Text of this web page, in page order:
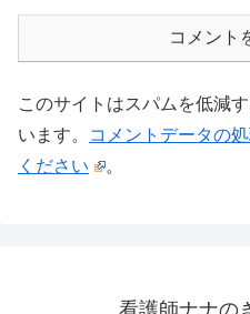
コメント
このサイトはスパムを低減
います。
コメントデータの
ください
。